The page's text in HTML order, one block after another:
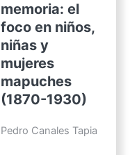
memoria: el
foco en niños,
niñas y
mujeres
mapuches
(1870-1930)
Pedro Canales Tapia